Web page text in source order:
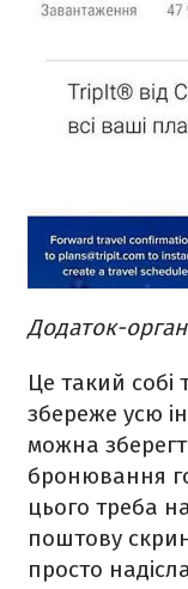
Додаток-
Це такий собі
збереже усю
можна
бронювання
цього треба
поштову
просто